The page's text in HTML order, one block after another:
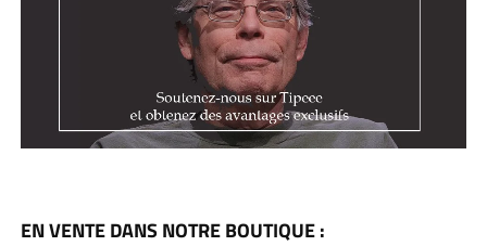
EN VENTE DANS NOTRE BOUTIQUE :